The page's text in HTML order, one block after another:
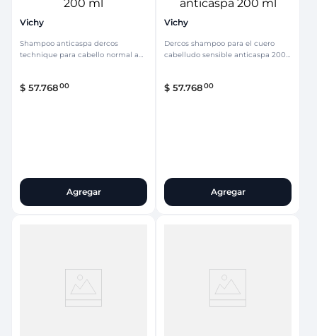
Vichy
Shampoo anticaspa dercos
technique para cabello normal a
$ 57.76800
Agregar
Vichy
Dercos shampoo para el cuero
cabelludo sensible anticaspa 200
$ 57.76800
Agregar